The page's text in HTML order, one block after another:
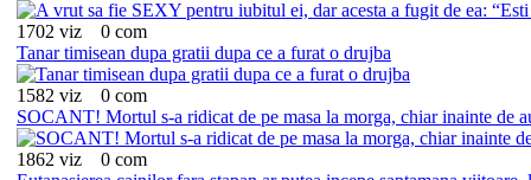
1702 viz
0 com
Tanar timisean dupa gratii dupa ce a furat o drujba
1582 viz
0 com
SOCANT! Mortul s-a ridicat de pe masa la morga, chiar inainte de
1862 viz
0 com